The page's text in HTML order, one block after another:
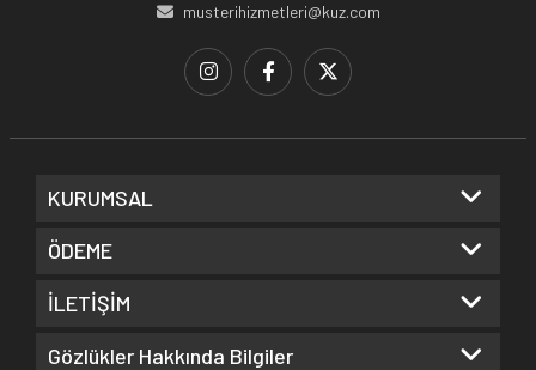
musterihizmetleri@kuz.com
KURUMSAL
ÖDEME
İLETİŞİM
Gözlükler Hakkında Bilgiler